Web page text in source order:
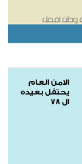
الامن العام
يحتفل بعيده
ال 78